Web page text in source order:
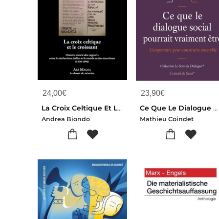
24,00€
La Croix Celtique Et Le Croissant : Histoire Secrete Des Rapports Entre Le Neofascisme Italien Et Le Monde Arabo-musulman (1950-1990)
Andrea Biondo
23,90€
Ce Que Le Dialogue Social Pourrait Vraiment Etre
Mathieu Coindet